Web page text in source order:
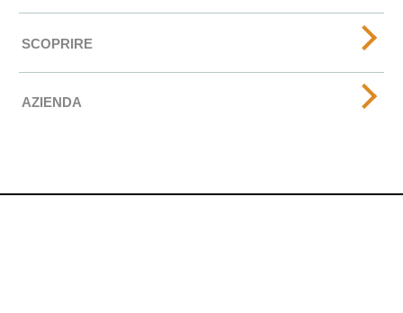
SCOPRIRE
AZIENDA